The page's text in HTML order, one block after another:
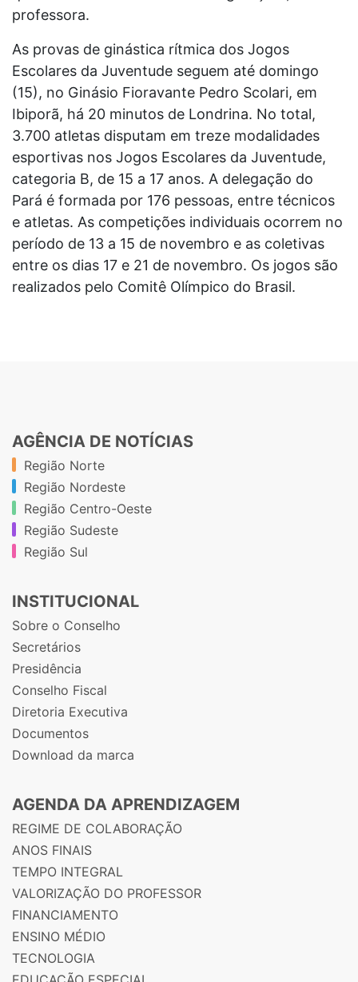
professora.
As provas de ginástica rítmica dos Jogos
Escolares da Juventude seguem até domingo
(15), no Ginásio Fioravante Pedro Scolari, em
Ibiporã, há 20 minutos de Londrina. No total,
3.700 atletas disputam em treze modalidades
esportivas nos Jogos Escolares da Juventude,
categoria B, de 15 a 17 anos. A delegação do
Pará é formada por 176 pessoas, entre técnicos
e atletas. As competições individuais ocorrem no
período de 13 a 15 de novembro e as coletivas
entre os dias 17 e 21 de novembro. Os jogos são
realizados pelo Comitê Olímpico do Brasil.
AGÊNCIA DE NOTÍCIAS
Região Norte
Região Nordeste
Região Centro-Oeste
Região Sudeste
Região Sul
INSTITUCIONAL
Sobre o Conselho
Secretários
Presidência
Conselho Fiscal
Diretoria Executiva
Documentos
Download da marca
AGENDA DA APRENDIZAGEM
REGIME DE COLABORAÇÃO
ANOS FINAIS
TEMPO INTEGRAL
VALORIZAÇÃO DO PROFESSOR
FINANCIAMENTO
ENSINO MÉDIO
TECNOLOGIA